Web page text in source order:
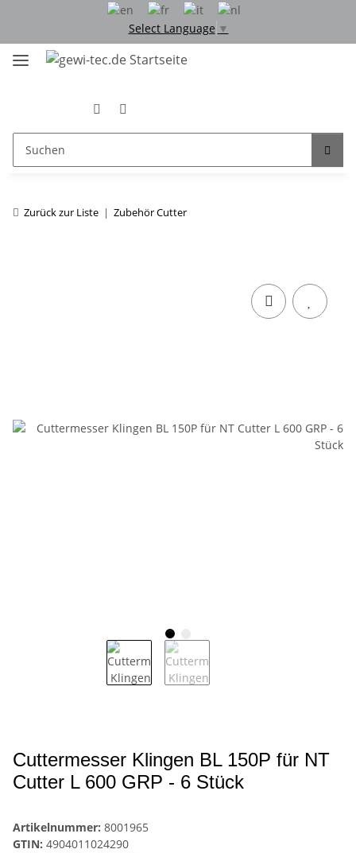
Select Language ▼
Zurück zur Liste Zubehör Cutter
Cuttermesser Klingen BL 150P für NT
Cutter L 600 GRP - 6 Stück
Artikelnummer: 8001965
GTIN: 4904011024290